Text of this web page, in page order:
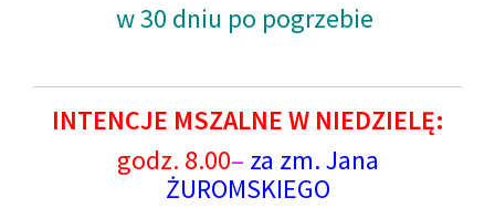
w 30 dniu po pogrzebie
INTENCJE MSZALNE W NIEDZIELĘ:
godz. 8.00– za zm. Jana
ŻUROMSKIEGO